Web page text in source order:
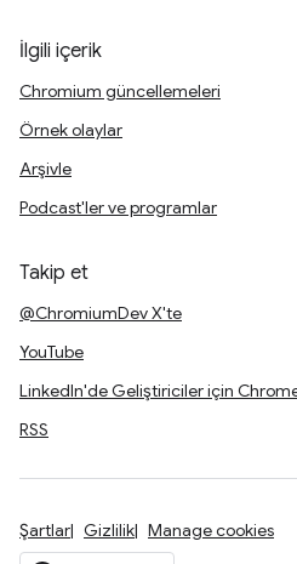
İlgili içerik
Chromium güncellemeleri
Örnek olaylar
Arşivle
Podcast'ler ve programlar
Takip et
@ChromiumDev X'te
YouTube
LinkedIn'de Geliştiriciler için
RSS
Şartlar Gizlilik Manage cookies